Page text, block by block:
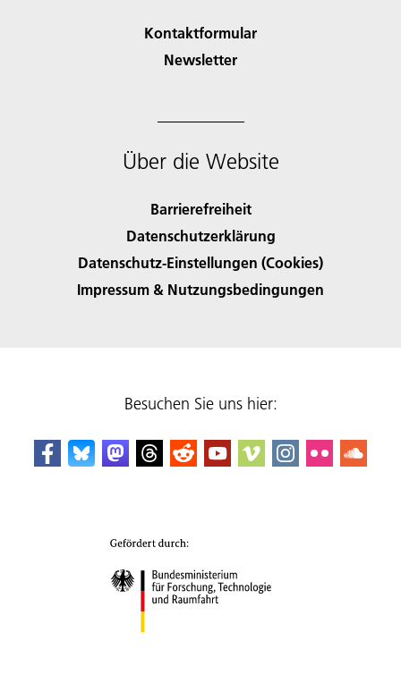
Kontaktformular
Newsletter
Über die Website
Barrierefreiheit
Datenschutzerklärung
Datenschutz-Einstellungen (Cookies)
Impressum & Nutzungsbedingungen
Besuchen Sie uns hier: